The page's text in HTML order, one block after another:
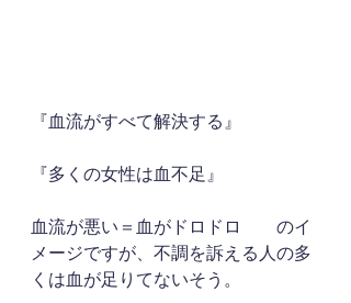
『血流がすべて解決する』
『多くの女性は血不足』
血流が悪い＝血がドロドロ　　のイ
メージですが、不調を訴える人の多
くは血が足りてないそう。